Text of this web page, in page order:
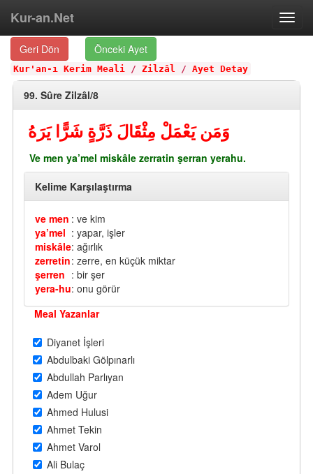
Kur-an.Net
Geri Dön Önceki Ayet
Kur'an-ı Kerim Meali / Zilzâl / Ayet Detay
99. Sûre Zilzâl/8
وَمَن يَعْمَلْ مِثْقَالَ ذَرَّةٍ شَرًّا يَرَهُ
Ve men ya’mel miskâle zerratin şerran yerahu.
Kelime Karşılaştırma
ve men : ve kim
ya’mel : yapar, işler
miskâle: ağırlık
zerretin: zerre, en küçük miktar
şerren : bir şer
yera-hu: onu görür
Meal Yazanlar
Diyanet İşleri
Abdulbaki Gölpınarlı
Abdullah Parlıyan
Adem Uğur
Ahmed Hulusi
Ahmet Tekin
Ahmet Varol
Ali Bulaç